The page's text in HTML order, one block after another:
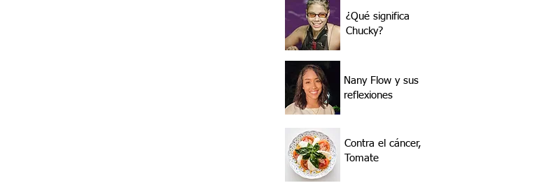
¿Qué significa
Chucky?
Nany Flow y sus
reflexiones
Contra el cáncer,
Tomate